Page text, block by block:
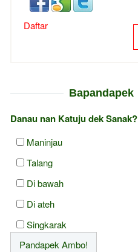
Daftar
Bapandapek
Danau nan Katuju dek Sanak?
Maninjau
Talang
Di bawah
Di ateh
Singkarak